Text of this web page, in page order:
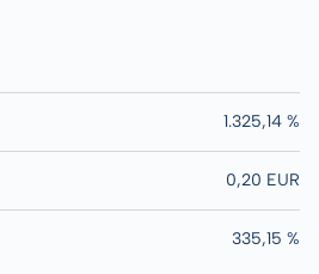
1.325,14 %
0,20 EUR
335,15 %